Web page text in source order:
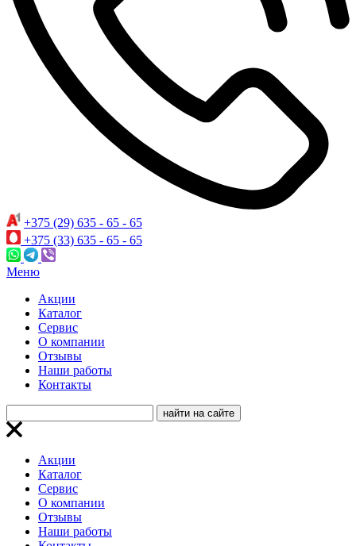
+375 (29) 635 - 65 - 65
+375 (33) 635 - 65 - 65
Меню
Акции
Каталог
Сервис
О компании
Отзывы
Наши работы
Контакты
Акции
Каталог
Сервис
О компании
Отзывы
Наши работы